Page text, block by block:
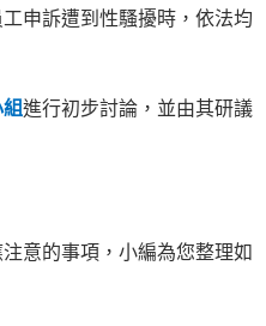
申訴遭到性騷擾時，依法均
進行初步討論，並由其研議
意的事項，小編為您整理如